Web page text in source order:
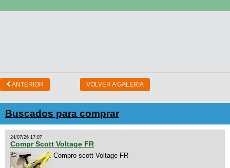
ANTERIOR VOLVER A GALERIA
Buscados para comprar
24/07/26 17:07
Compr Scott Voltage FR
Compro scott Voltage FR